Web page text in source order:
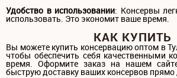
Удобство в использовании: Консервы
использовать. Это экономит ваше время.
КАК КУПИТЬ
Вы можете купить консервацию оптом в
чтобы обеспечить себя качественными
время. Оформите заказ на нашем
быструю доставку ваших консервов прямо